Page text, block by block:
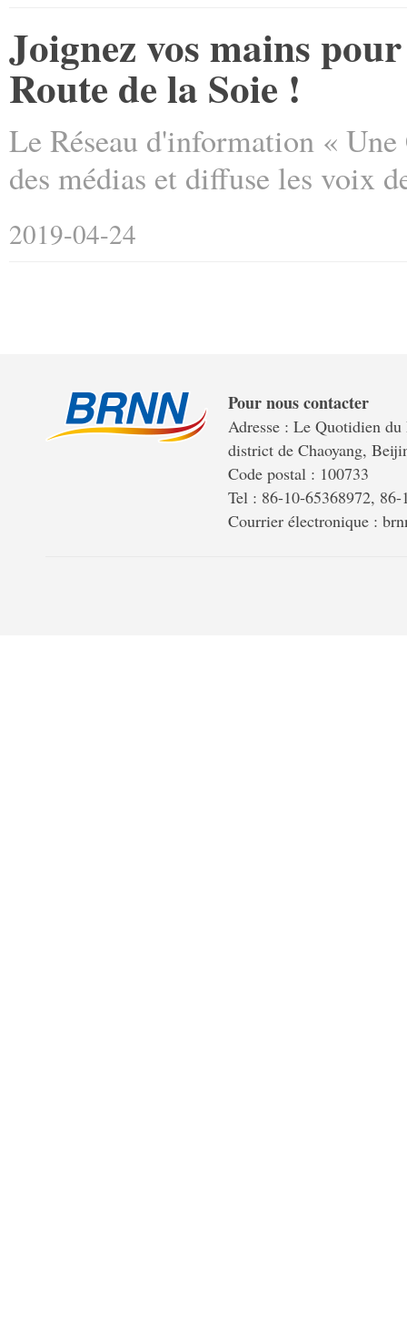
Joignez vos mains
Route de la Soie !
Le Réseau d'information «
des médias et diffuse les voix
2019-04-24
Pour nous contacter
Adresse : Le Quotidien
district de Chaoyang,
Code postal : 100733
Tel : 86-10-65368972, 86-
Courrier électronique :